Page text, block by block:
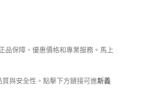
品保障、優惠價格和專業服務。馬上
與安全性。點擊下方鏈接可進新義